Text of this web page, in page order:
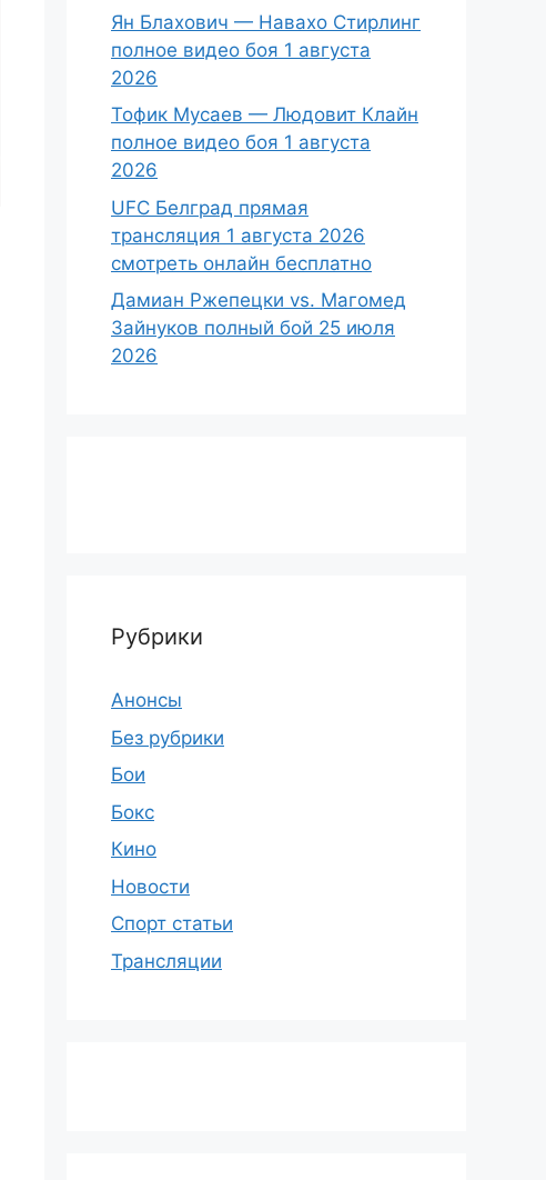
Ян Блахович — Навахо Стирлинг
полное видео боя 1 августа
2026
Тофик Мусаев — Людовит Клайн
полное видео боя 1 августа
2026
UFC Белград прямая
трансляция 1 августа 2026
смотреть онлайн бесплатно
Дамиан Ржепецки vs. Магомед
Зайнуков полный бой 25 июля
2026
Рубрики
Анонсы
Без рубрики
Бои
Бокс
Кино
Новости
Спорт статьи
Трансляции